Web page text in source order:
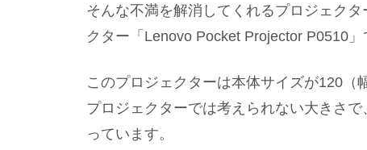
そんな不満を解消してくれるプロジェク
クター「Lenovo Pocket Projector P0510」
このプロジェクターは本体サイズが120
プロジェクターでは考えられない大きさ
っています。